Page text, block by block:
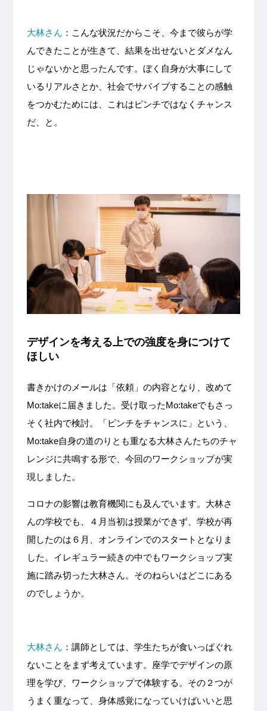
大林さん ：こんな状況だからこそ、今まで彼らが学
んできたことが生きて、結果を出せないとダメなん
じゃないかと思ったんです。ぼく自身が大事にして
いるリアルさとか、社会でサバイブすることの感触
をつかむためには、これはピンチではなくチャンス
だ、と。
デザインを考える上での強度を身につけて
ほしい
書きかけのメールは「依頼」の内容となり、改めて
Mo:takeに届きました。受け取ったMo:takeでもさっ
そく社内で検討。「ピンチをチャンスに」という、
Mo:take自身の道のりとも重なる大林さんたちのチャ
レンジに共鳴する形で、今回のワークショップが実
現しました。
コロナの影響は教育機関にも及んでいます。大林さ
んの学校でも、４月当初は授業ができず、学校が再
開したのは６月、オンラインでのスタートとなりま
した。イレギュラー続きの中でもワークショップ実
施に踏み切った大林さん。そのねらいはどこにある
のでしょうか。
大林さん ：講師としては、学生たちが食いっぱぐれ
ないことをまず考えています。座学でデザインの原
理を学び、ワークショップで体験する。その２つが
うまく重なって、身体感覚になっていけばいいと思